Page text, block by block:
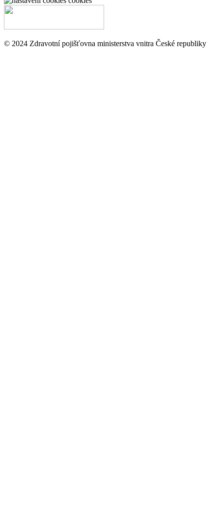
© 2024 Zdravotní pojišťovna ministerstva vnitra České republiky